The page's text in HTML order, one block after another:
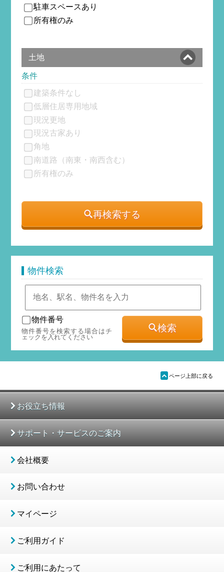
駐車スペースあり
所有権のみ
土地
条件
建築条件なし
低層住居専用地域
現況更地
現況古家あり
角地
南道路（南東・南西含む）
所有権のみ
再検索する
物件検索
物件番号
物件番号を検索する場合はチ
ェックを入れてください
検索
ü ページ上部に戻る
お役立ち情報
サポート・サービスのご案内
会社概要
お問い合わせ
マイページ
ご利用ガイド
ご利用にあたって